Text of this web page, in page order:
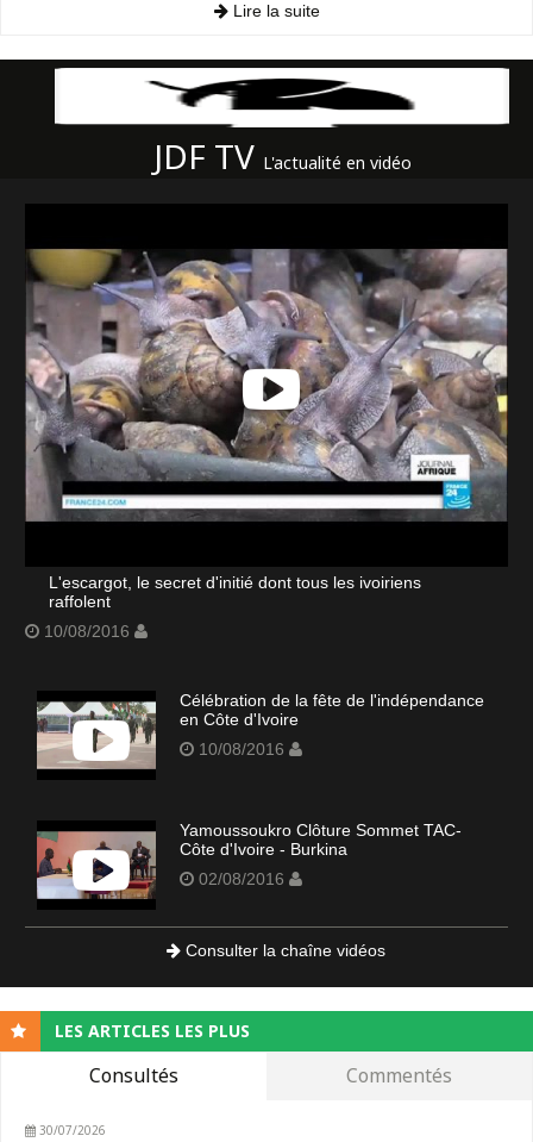
Lire la suite
JDF TV L'actualité en vidéo
L'escargot, le secret d'initié dont tous les ivoiriens
raffolent
10/08/2016
Célébration de la fête de l'indépendance
en Côte d'Ivoire
10/08/2016
Yamoussoukro Clôture Sommet TAC-
Côte d'Ivoire - Burkina
02/08/2016
Consulter la chaîne vidéos
LES ARTICLES LES PLUS
Consultés Commentés
30/07/2026